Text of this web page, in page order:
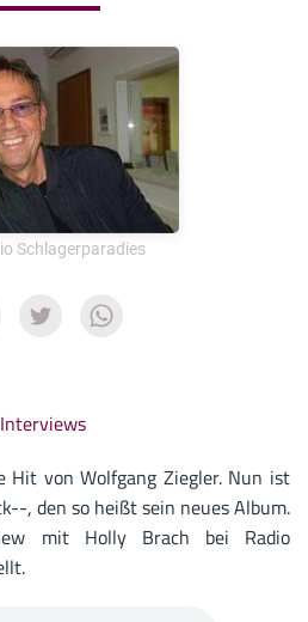
Schlagerparadies
Hit von Wolfgang Ziegler. Nun ist
, den so heißt sein neues Album.
mit Holly Brach bei Radio